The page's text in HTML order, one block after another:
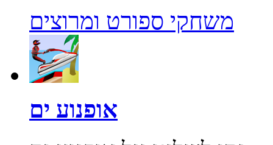
משחקי ספורט ומרוצים
אופנוע ים